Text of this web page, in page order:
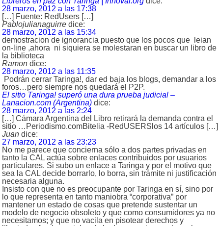
28 marzo, 2012 a las 17:38
[…] Fuente: RedUsers […]
Pablojulianaguirre dice:
28 marzo, 2012 a las 15:34
demostracion de ignorancia puesto que los pocos que leian
on-line ,ahora ni siquiera se molestaran en buscar un libro de
la biblioteca
Ramon dice:
28 marzo, 2012 a las 11:35
Podrán cerrar Taringa!, dar ed baja los blogs, demandar a los
foros…pero siempre nos quedará el P2P.
El sitio Taringa! superó una dura prueba judicial –
Lanacion.com (Argentina) dice:
28 marzo, 2012 a las 2:24
[…] Cámara Argentina del Libro retirará la demanda contra el
sitio …Periodismo.comBitelia -RedUSERSlos 14 artículos […]
Juan dice:
27 marzo, 2012 a las 23:23
No me parece que concierna sólo a dos partes privadas en
tanto la CAL actúa sobre enlaces contribuidos por usuarios
particulares. Si subo un enlace a Taringa y por el motivo que
sea la CAL decide borrarlo, lo borra, sin trámite ni justificación
necesaria alguna.
Insisto con que no es preocupante por Taringa en sí, sino por
lo que representa en tanto maniobra “corporativa” por
mantener un estado de cosas que pretende sustentar un
modelo de negocio obsoleto y que como consumidores ya no
necesitamos; y que no vacila en pisotear derechos y